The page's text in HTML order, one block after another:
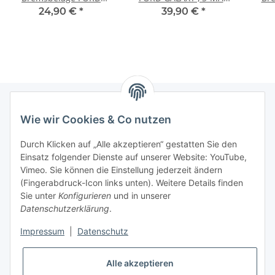
MONDEO I + II SCORPIO
24,90 € *
(WA6) , VOLVO S60 S80
39,90 € *
Bitte senden Sie mir entsprechend Ihrer
Datenschutzerklärungregelmäßig und jederzeit widerruflich
Informationen zu Ihrem Produktsortiment per E-Mail zu.
Wie wir Cookies & Co nutzen
Durch Klicken auf „Alle akzeptieren“ gestatten Sie den
Einsatz folgender Dienste auf unserer Website: YouTube,
Vimeo. Sie können die Einstellung jederzeit ändern
(Fingerabdruck-Icon links unten). Weitere Details finden
Sie unter Konfigurieren und in unserer
Datenschutzerklärung.
Impressum Datenschutz
Alle akzeptieren